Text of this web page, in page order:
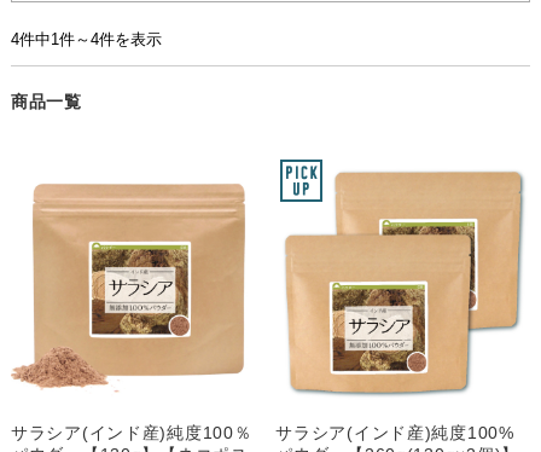
4件中1件～4件を表示
商品一覧
サラシア(インド産)純度100％
サラシア(インド産)純度100%